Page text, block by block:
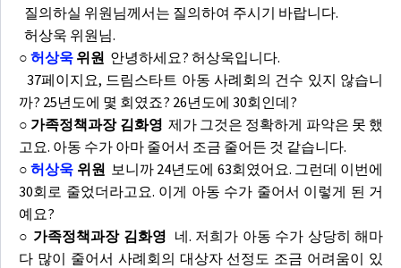
질의하실 위원님께서는 질의하여 주시기 바랍니다.
허상욱 위원님.
○ 허상욱 위원 안녕하세요? 허상욱입니다.
37페이지요, 드림스타트 아동 사례회의 건수 있지 않습니
까? 25년도에 몇 회였죠? 26년도에 30회인데?
○ 가족정책과장 김화영 제가 그것은 정확하게 파악은 못 했
고요. 아동 수가 아마 줄어서 조금 줄어든 것 같습니다.
○허상욱 위원 보니까 24년도에 63회였어요. 그런데 이번에
30회로 줄었더라고요. 이게 아동 수가 줄어서 이렇게 된 거
예요?
○ 가족정책과장 김화영 네. 저희가 아동 수가 상당히 해마
다 많이 줄어서 사례회의 대상자 선정도 조금 어려움이 있